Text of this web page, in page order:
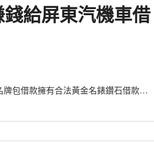
給屏東汽機車借
牌包借款擁有合法黃金名錶鑽石借款…